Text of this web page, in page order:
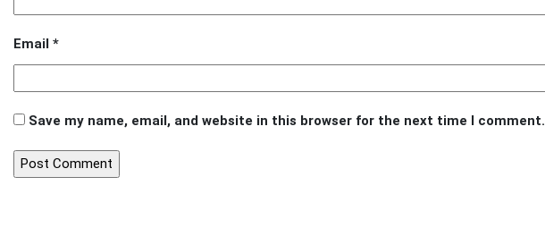
Email *
Save my name, email, and website in this browser for the next time I comment.